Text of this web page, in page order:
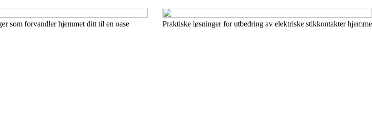
som forvandler hjemmet ditt til en oase Praktiske løsninger for utbedring av elektriske stikkontakter hjemme